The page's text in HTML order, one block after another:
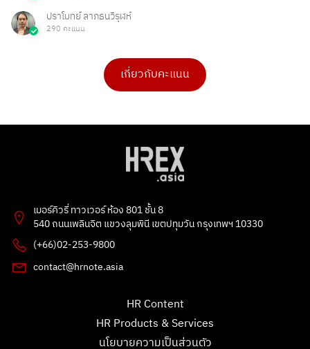
ปราโมทย์ ลาภธนวิรุฬห์
290 คะแนน
ดร.เบ็ญจวรรณ บุญใจเพ็ชร
3 คะแนน
kitbowon srimai
2 คะแนน
1 คะแนน
Putthipanya Rueangsom
1 คะแนน
Tarmporn Masphimol
ธัญลักษณ์ แก้วโปธา
1 คะแนน
1 คะแนน
ขันตี กลิ่นผกา
เกี่ยวกับคะแนน
เมอร์คิวรี่ ทาวเวอร์ ห้อง 801 ชั้น 8
540 ถนนเพลินจิต แขวงลุมพินี เขตปทุมวัน กรุงเทพฯ 10330
(+66)02-253-9800
contact@hrnote.asia
HR Content
HR Products & Services
นโยบายความเป็นส่วนตัว